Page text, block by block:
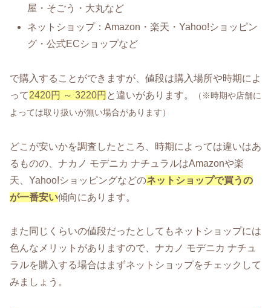
屋・そごう・大丸など
ネットショップ：Amazon・楽天・Yahoo!ショッピン
グ・公式ECショップなど
で購入することができますが、値段は購入場所や時期によ
って2420円 ～ 3220円 と違いがあります。
（※時期や店舗に
よっては取り扱いが無い場合があります）
どこが安いかを調査したところ、時期によっては違いはあ
るものの、ナカノ モデニカ ナチュラルはAmazonや楽
天、Yahoo!ショッピングなどのネットショップで買うの
が一番安い傾向にあります。
また同じくらいの値段だったとしてもネットショップには
色んなメリットがありますので、ナカノ モデニカ ナチュ
ラルを購入する場合はまずネットショップをチェックして
みましょう。